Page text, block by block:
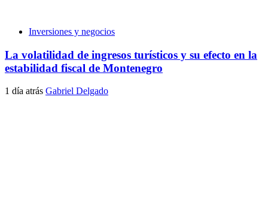
Inversiones y negocios
La volatilidad de ingresos turísticos y su efecto en la
estabilidad fiscal de Montenegro
1 día atrás Gabriel Delgado